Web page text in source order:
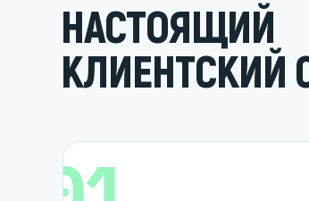
НАСТОЯЩИЙ
КЛИЕНТСКИЙ